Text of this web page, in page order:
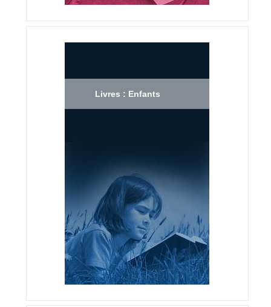
Livres : Enfants